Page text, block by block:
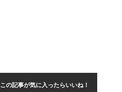
この記事が気に入ったらいいね！